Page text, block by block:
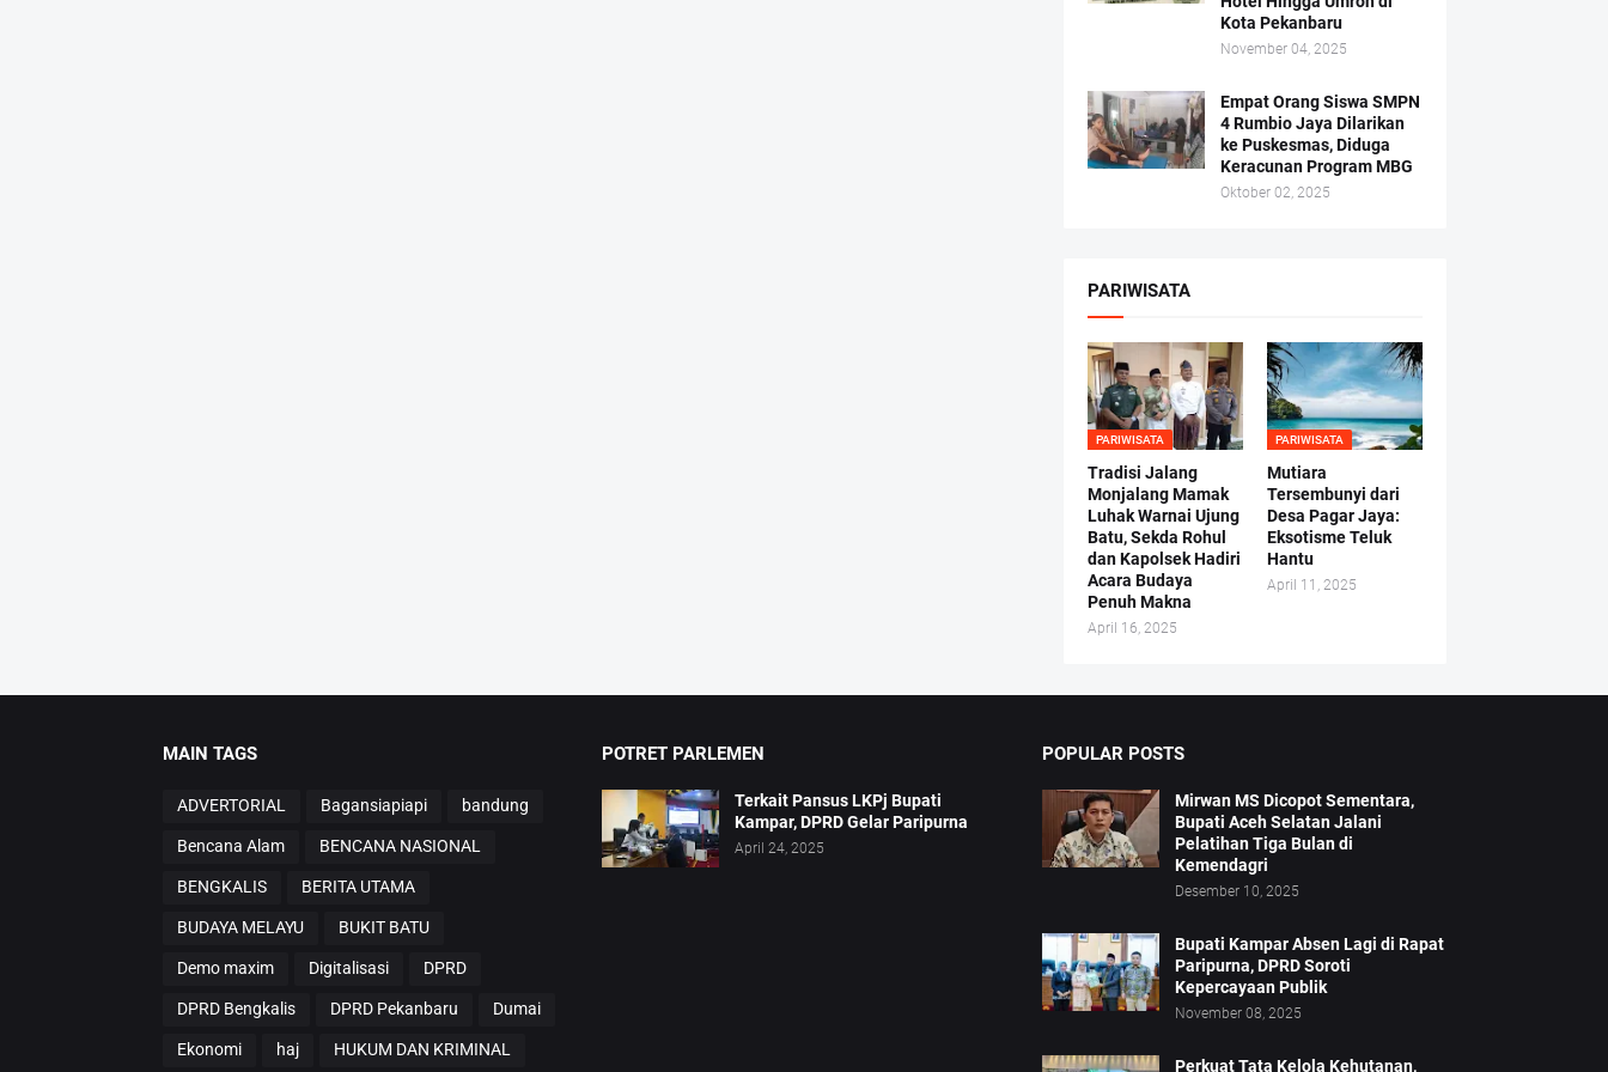
Kota Pekanbaru
November 04, 2025
Empat Orang Siswa SMPN
4 Rumbio Jaya Dilarikan
ke Puskesmas, Diduga
Keracunan Program MBG
Oktober 02, 2025
PARIWISATA
PARIWISATA
Tradisi Jalang
Monjalang Mamak
Luhak Warnai Ujung
Batu, Sekda Rohul
dan Kapolsek Hadiri
Acara Budaya
Penuh Makna
April 16, 2025
PARIWISATA
Mutiara
Tersembunyi dari
Desa Pagar Jaya:
Eksotisme Teluk
Hantu
April 11, 2025
MAIN TAGS
ADVERTORIAL Bagansiapiapi bandung
Bencana Alam BENCANA NASIONAL
BENGKALIS BERITA UTAMA
BUDAYA MELAYU BUKIT BATU
Demo maxim Digitalisasi DPRD
DPRD Bengkalis DPRD Pekanbaru Dumai
Ekonomi haj HUKUM DAN KRIMINAL
POTRET PARLEMEN
Terkait Pansus LKPj Bupati
Kampar, DPRD Gelar Paripurna
April 24, 2025
POPULAR POSTS
Mirwan MS Dicopot Sementara,
Bupati Aceh Selatan Jalani
Pelatihan Tiga Bulan di
Kemendagri
Desember 10, 2025
Bupati Kampar Absen Lagi di Rapat
Paripurna, DPRD Soroti
Kepercayaan Publik
November 08, 2025
Perkuat Tata Kelola Kehutanan,